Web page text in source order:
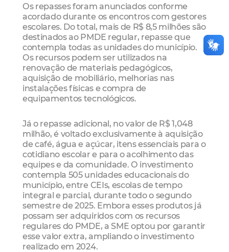
Os repasses foram anunciados conforme
acordado durante os encontros com gestores
escolares. Do total, mais de R$ 8,5 milhões são
destinados ao PMDE regular, repasse que
contempla todas as unidades do município.
Os recursos podem ser utilizados na
renovação de materiais pedagógicos,
aquisição de mobiliário, melhorias nas
instalações físicas e compra de
equipamentos tecnológicos.
Já o repasse adicional, no valor de R$ 1,048
milhão, é voltado exclusivamente à aquisição
de café, água e açúcar, itens essenciais para o
cotidiano escolar e para o acolhimento das
equipes e da comunidade. O investimento
contempla 505 unidades educacionais do
município, entre CEIs, escolas de tempo
integral e parcial, durante todo o segundo
semestre de 2025. Embora esses produtos já
possam ser adquiridos com os recursos
regulares do PMDE, a SME optou por garantir
esse valor extra, ampliando o investimento
realizado em 2024.